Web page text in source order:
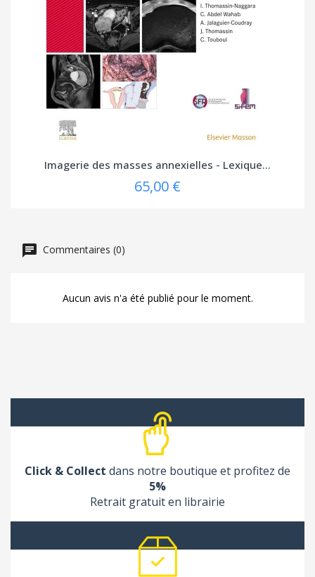
Imagerie des masses annexielles - Lexique...
65,00 €
Commentaires (0)
Aucun avis n'a été publié pour le moment.
Click & Collect dans notre boutique et profitez de
5%
Retrait gratuit en librairie